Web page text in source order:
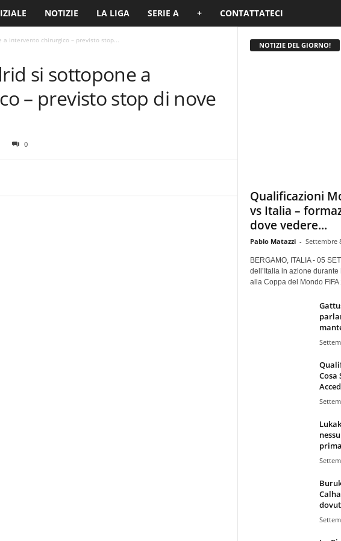
NOTIZIE LA LIGA SERIE A + CONTATTATECI
a intervento chirurgico – previsto stop...
si sottopone a
– previsto stop di nove
0
NOTIZIE DEL GIORNO!
Qualificazioni
vs Italia –
dove vedere...
Pablo Matazzi - Settembre
BERGAMO, ITALIA - 05
dell’Italia in azione
alla Coppa del Mondo FIFA
Cosa